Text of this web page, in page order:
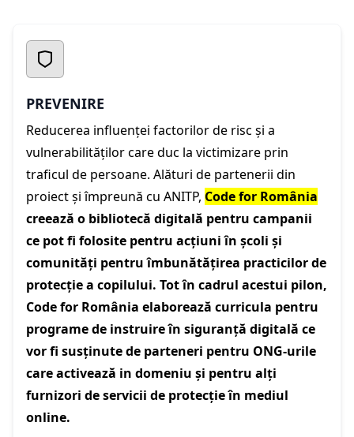
PREVENIRE
Reducerea influenței factorilor de risc și a
vulnerabilităților care duc la victimizare prin
traficul de persoane. Alături de partenerii din
proiect și împreună cu ANITP, Code for România
creează o bibliotecă digitală pentru campanii
ce pot fi folosite pentru acțiuni în școli și
comunități pentru îmbunătățirea practicilor de
protecție a copilului. Tot în cadrul acestui pilon,
Code for România elaborează curricula pentru
programe de instruire în siguranță digitală ce
vor fi susținute de parteneri pentru ONG-urile
care activează in domeniu și pentru alți
furnizori de servicii de protecție în mediul
online.